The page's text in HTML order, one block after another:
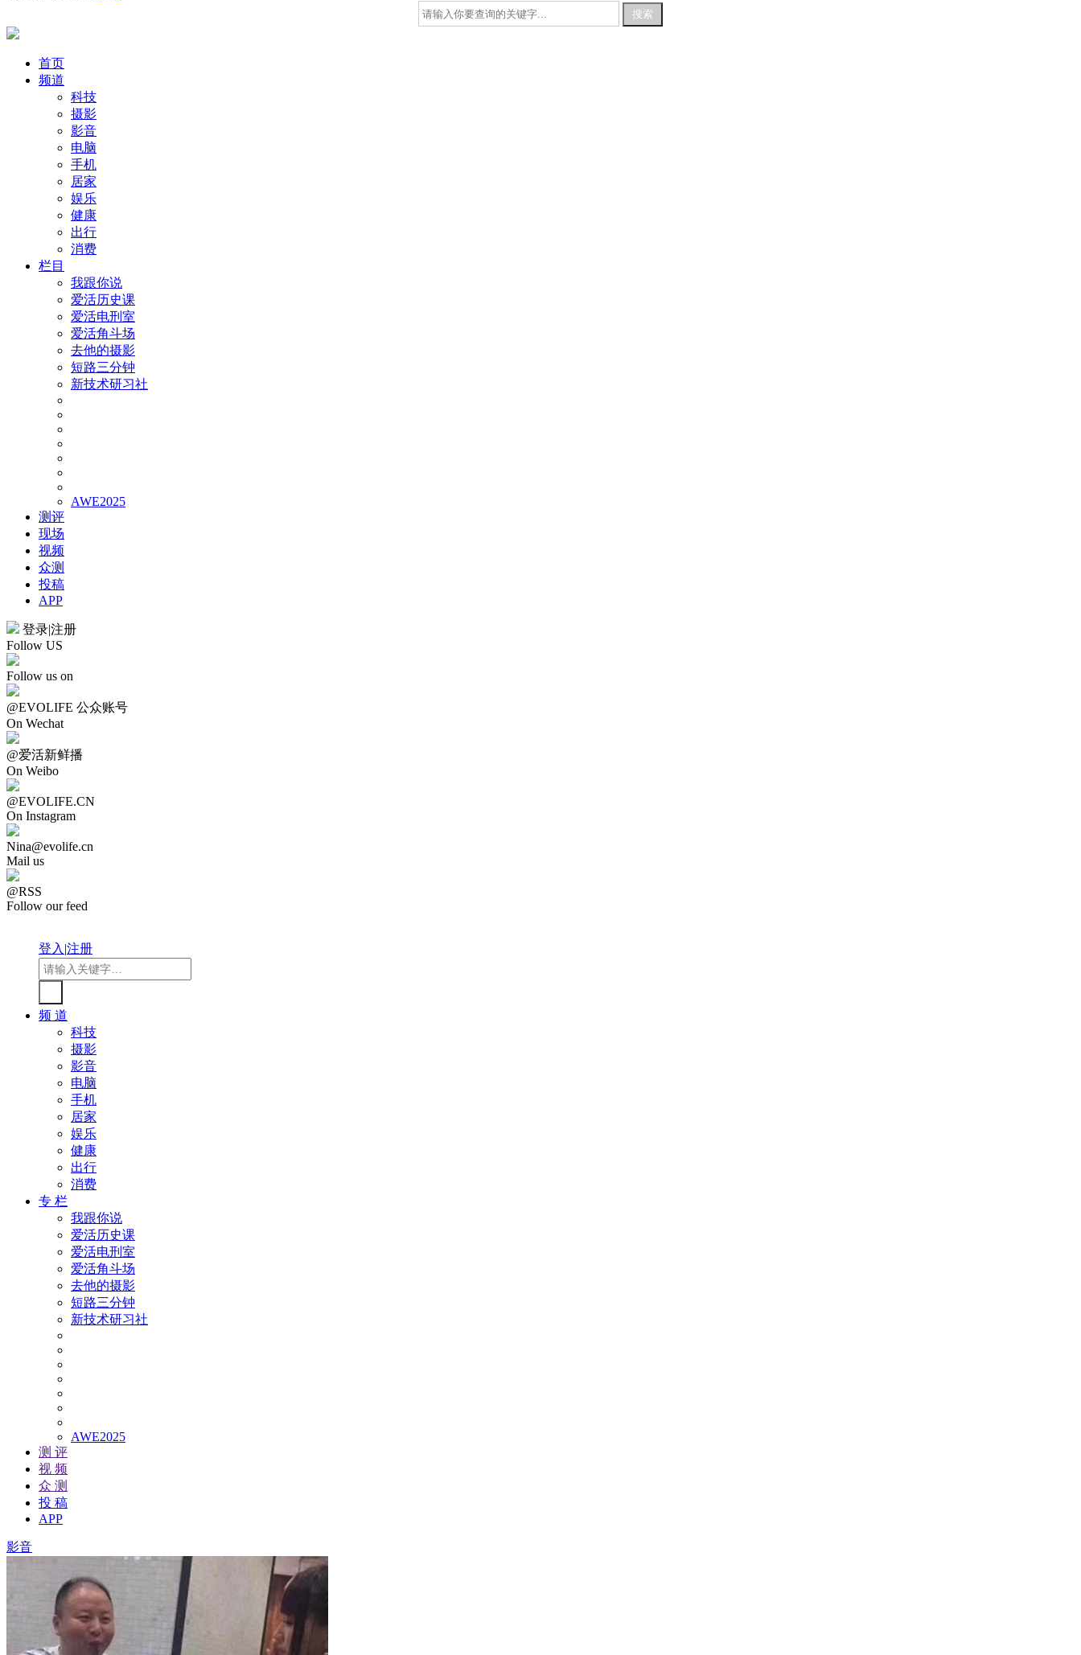
首页
频道
科技
摄影
影音
电脑
手机
居家
娱乐
健康
出行
消费
栏目
我跟你说
爱活历史课
爱活电刑室
爱活角斗场
去他的摄影
短路三分钟
新技术研习社
AWE2025
测评
现场
视频
众测
投稿
APP
登录|注册
Follow US
Follow us on
@EVOLIFE 公众账号
On Wechat
@爱活新鲜播
On Weibo
@EVOLIFE.CN
On Instagram
Nina@evolife.cn
Mail us
@RSS
Follow our feed
登入|注册
频 道
科技
摄影
影音
电脑
手机
居家
娱乐
健康
出行
消费
专 栏
我跟你说
爱活历史课
爱活电刑室
爱活角斗场
去他的摄影
短路三分钟
新技术研习社
AWE2025
测 评
视 频
众 测
投 稿
APP
影音